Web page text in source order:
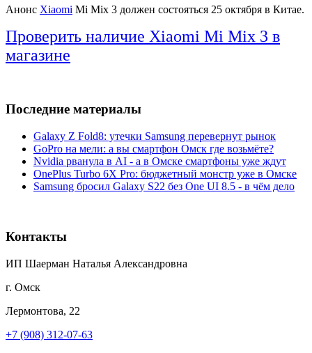
Анонс Xiaomi Mi Mix 3 должен состояться 25 октября в Китае.
Проверить наличие Xiaomi Mi Mix 3 в
магазине
Последние материалы
Galaxy Z Fold8: утечки Samsung перевернут рынок
GoPro на мели: а вы смартфон Омск где возьмёте?
Nvidia рванула в AI - а в Омске смартфоны уже ждут
OnePlus Turbo 6X Pro: бюджетный монстр уже в Омске
Samsung бросил Galaxy S22 без One UI 8.5 - в чём дело
Контакты
ИП Шаерман Наталья Александровна
г. Омск
Лермонтова, 22
+7 (908) 312-07-63